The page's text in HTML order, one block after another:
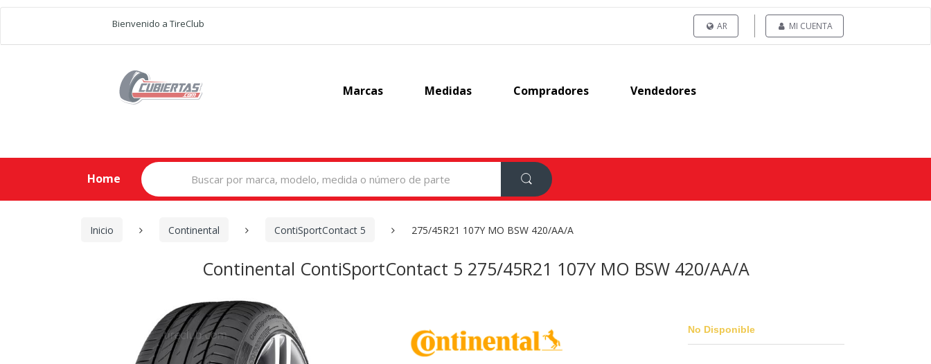
Bienvenido a TireClub AR MI CUENTA
Marcas Medidas Compradores Vendedores
Home
Search
for:
Inicio Continental ContiSportContact 5 275/45R21 107Y MO BSW 420/AA/A
Continental ContiSportContact 5 275/45R21 107Y MO BSW 420/AA/A
No Disponible